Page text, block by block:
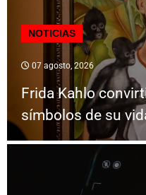
NOTICIAS
07 agosto, 2026
Frida Kahlo
símbolos de su